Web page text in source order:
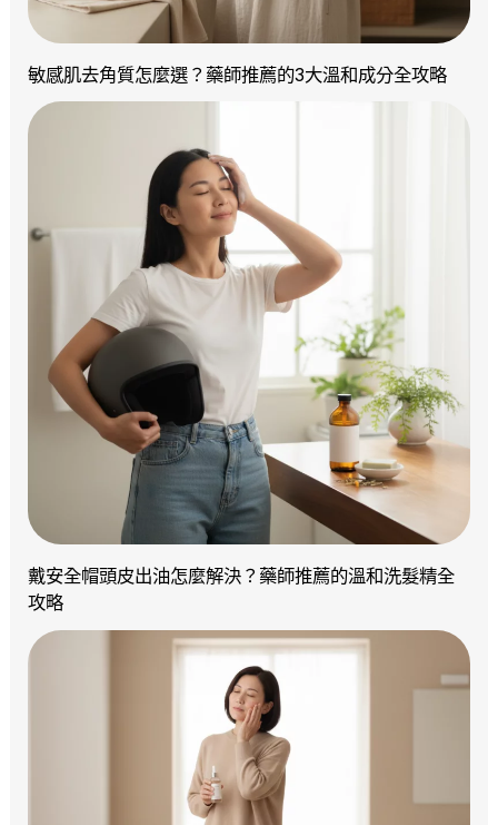
敏感肌去角質怎麼選？藥師推薦的3大溫和成分全攻略
戴安全帽頭皮出油怎麼解決？藥師推薦的溫和洗髮精全
攻略